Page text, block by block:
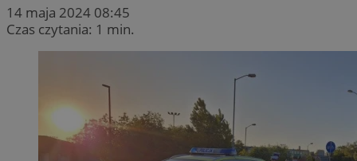
14 maja 2024 08:45
Czas czytania: 1 min.